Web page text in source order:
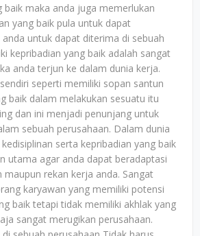
baik maka anda juga memerlukan
yang baik pula untuk dapat
untuk dapat diterima di sebuah
kepribadian yang baik adalah sangat
anda terjun ke dalam dunia kerja.
seperti memiliki sopan santun
baik dalam melakukan sesuatu itu
dan ini menjadi penunjang untuk
sebuah perusahaan. Dalam dunia
serta kepribadian yang baik
utama agar anda dapat beradaptasi
maupun rekan kerja anda. Sangat
karyawan yang memiliki potensi
baik tetapi tidak memiliki akhlak yang
sangat merugikan perusahaan.